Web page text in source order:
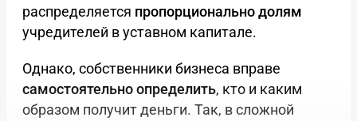
распределяется пропорционально долям
учредителей в уставном капитале.
Однако, собственники бизнеса вправе
самостоятельно определить, кто и каким
образом получит деньги. Так, в сложной